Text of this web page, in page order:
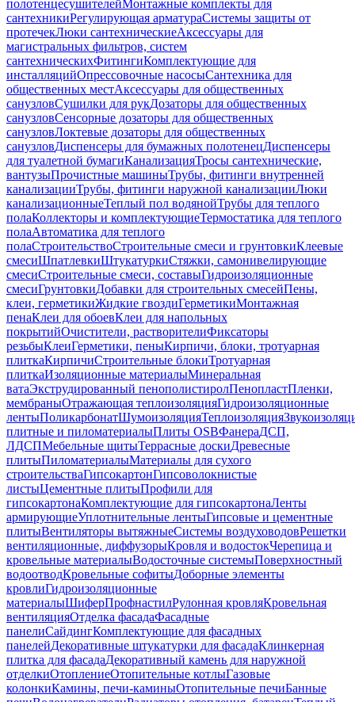
полотенцесушителейМонтажные комплекты для
сантехникиРегулирующая арматураСистемы защиты от
протечекЛюки сантехническиеАксессуары для
магистральных фильтров, систем
сантехническихФитингиКомплектующие для
инсталляцийОпрессовочные насосыСантехника для
общественных местАксессуары для общественных
санузловСушилки для рукДозаторы для общественных
санузловСенсорные дозаторы для общественных
санузловЛоктевые дозаторы для общественных
санузловДиспенсеры для бумажных полотенецДиспенсеры
для туалетной бумагиКанализацияТросы сантехнические,
вантузыПрочистные машиныТрубы, фитинги внутренней
канализацииТрубы, фитинги наружной канализацииЛюки
канализационныеТеплый пол водянойТрубы для теплого
полаКоллекторы и комплектующиеТермостатика для теплого
полаАвтоматика для теплого
полаСтроительствоСтроительные смеси и грунтовкиКлеевые
смесиШпатлевкиШтукатуркиСтяжки, самонивелирующие
смесиСтроительные смеси, составыГидроизоляционные
смесиГрунтовкиДобавки для строительных смесейПены,
клеи, герметикиЖидкие гвоздиГерметикиМонтажная
пенаКлеи для обоевКлеи для напольных
покрытийОчистители, растворителиФиксаторы
резьбыКлеиГерметики, пеныКирпичи, блоки, тротуарная
плиткаКирпичиСтроительные блокиТротуарная
плиткаИзоляционные материалыМинеральная
ватаЭкструдированный пенополистиролПенопластПленки,
мембраныОтражающая теплоизоляцияГидроизоляционные
лентыПоликарбонатШумоизоляцияТеплоизоляция
плитные и пиломатериалыПлиты OSBФанераДСП,
ЛДСПМебельные щитыТеррасные доскиДревесные
плитыПиломатериалыМатериалы для сухого
строительстваГипсокартонГипсоволокнистые
листыЦементные плитыПрофили для
гипсокартонаКомплектующие для гипсокартонаЛенты
армирующиеУплотнительные лентыГипсовые и цементные
плитыВентиляторы вытяжныеСистемы воздуховодовРешетки
вентиляционные, диффузорыКровля и водостокЧерепица и
кровельные материалыВодосточные системыПоверхностный
водоотводКровельные софитыДоборные элементы
кровлиГидроизоляционные
материалыШиферПрофнастилРулонная кровляКровельная
вентиляцияОтделка фасадаФасадные
панелиСайдингКомплектующие для фасадных
панелейДекоративные штукатурки для фасадаКлинкерная
плитка для фасадаДекоративный камень для наружной
отделкиОтоплениеОтопительные котлыГазовые
колонкиКамины, печи-каминыОтопительные печиБанные